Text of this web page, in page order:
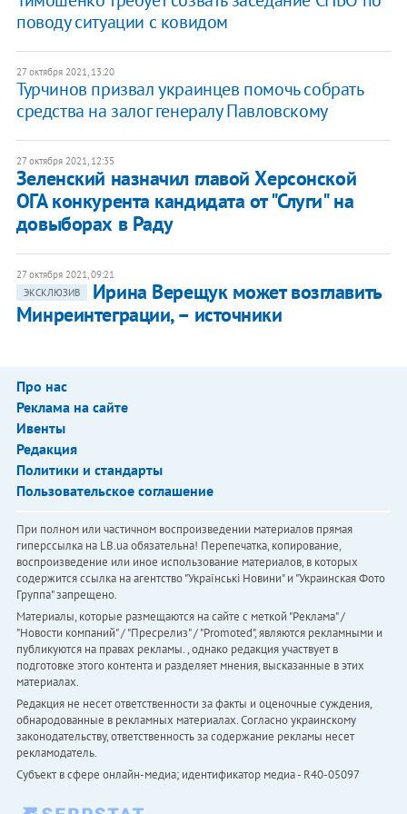
поводу ситуации с ковидом
27 октября 2021, 13:20
Турчинов призвал украинцев помочь собрать
средства на залог генералу Павловскому
27 октября 2021, 12:35
Зеленский назначил главой Херсонской
ОГА конкурента кандидата от "Слуги" на
довыборах в Раду
27 октября 2021, 09:21
ЭКСКЛЮЗИВ
Ирина Верещук может возглавить
Минреинтеграции, – источники
Про нас
Реклама на сайте
Ивенты
Редакция
Политики и стандарты
Пользовательское соглашение
При полном или частичном воспроизведении материалов прямая
гиперссылка на LB.ua обязательна! Перепечатка, копирование,
воспроизведение или иное использование материалов, в которых
содержится ссылка на агентство "Українськi Новини" и "Украинская Фото
Группа" запрещено.
Материалы, которые размещаются на сайте с меткой "Реклама" /
"Новости компаний" / "Пресрелиз" / "Promoted", являются рекламными и
публикуются на правах рекламы. , однако редакция участвует в
подготовке этого контента и разделяет мнения, высказанные в этих
материалах.
Редакция не несет ответственности за факты и оценочные суждения,
обнародованные в рекламных материалах. Согласно украинскому
законодательству, ответственность за содержание рекламы несет
рекламодатель.
Субъект в сфере онлайн-медиа; идентификатор медиа - R40-05097